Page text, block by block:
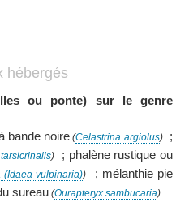
hébergés
ou ponte) sur le genre
bande noire (Celastrina argiolus);
); phalène rustique ou
(Idaea vulpinaria)) ; mélanthie pie
sureau (Ourapteryx sambucaria)